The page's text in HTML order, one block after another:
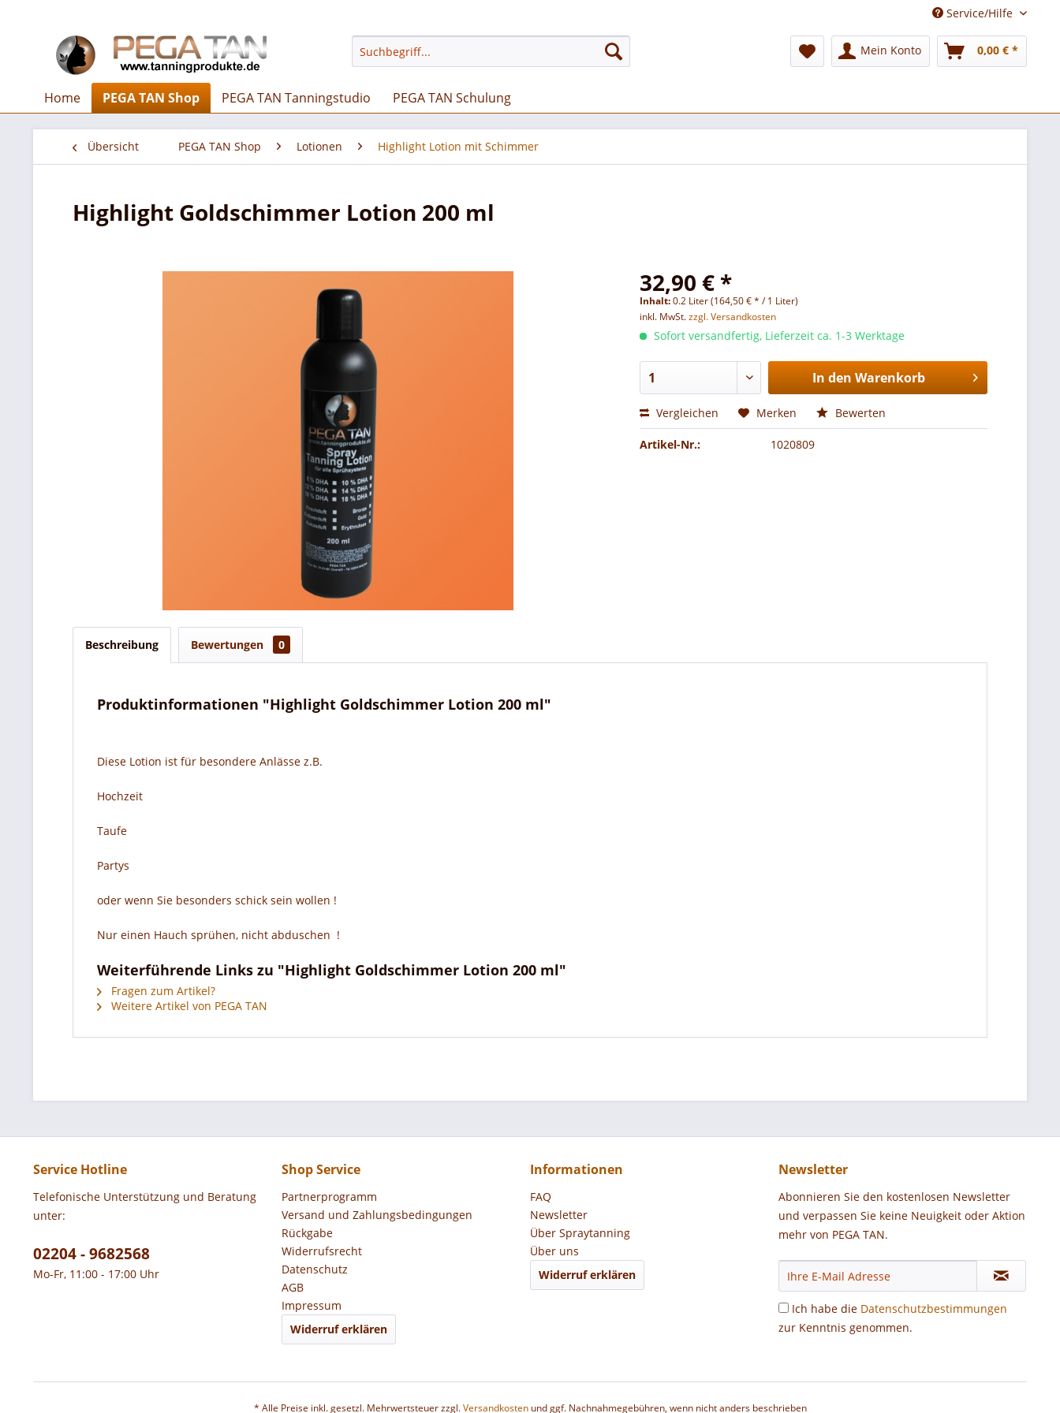
Service/Hilfe
Mein Konto 0,00 € *
Home PEGA TAN Shop PEGA TAN Tanningstudio PEGA TAN Schulung
Übersicht PEGA TAN Shop Lotionen Highlight Lotion mit Schimmer
Highlight Goldschimmer Lotion 200 ml
32,90 € *
Inhalt:0.2 Liter (164,50 € * / 1 Liter)
inkl. MwSt.zzgl. Versandkosten
Sofort versandfertig, Lieferzeit ca. 1-3 Werktage
In den Warenkorb
Vergleichen Merken Bewerten
Artikel-Nr.: 1020809
Beschreibung Bewertungen 0
Produktinformationen "Highlight Goldschimmer Lotion 200 ml"
Diese Lotion ist für besondere Anlässe z.B.
Hochzeit
Taufe
Partys
oder wenn Sie besonders schick sein wollen !
Nur einen Hauch sprühen, nicht abduschen !
Weiterführende Links zu "Highlight Goldschimmer Lotion 200 ml"
Fragen zum Artikel?
Weitere Artikel von PEGA TAN
Service Hotline
Telefonische Unterstützung und Beratung
unter:
02204 - 9682568
Mo-Fr, 11:00 - 17:00 Uhr
Shop Service
Partnerprogramm
Versand und Zahlungsbedingungen
Rückgabe
Widerrufsrecht
Datenschutz
AGB
Impressum
Widerruf erklären
Informationen
FAQ
Newsletter
Über Spraytanning
Über uns
Widerruf erklären
Newsletter
Abonnieren Sie den kostenlosen Newsletter
und verpassen Sie keine Neuigkeit oder Aktion
mehr von PEGA TAN.
Ich habe die Datenschutzbestimmungen
zur Kenntnis genommen.
* Alle Preise inkl. gesetzl. Mehrwertsteuer zzgl.Versandkostenund ggf. Nachnahmegebühren, wenn nicht anders beschrieben